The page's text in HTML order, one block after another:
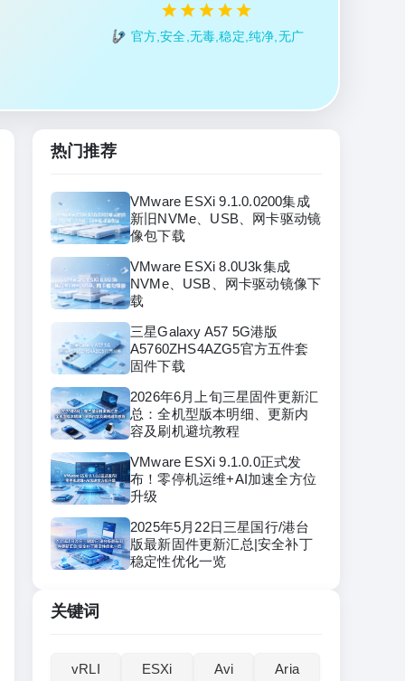
官方,安全,无毒,稳定,纯净,无广
热门推荐
VMware ESXi 9.1.0.0200集成
新旧NVMe、USB、网卡驱动镜
像包下载
VMware ESXi 8.0U3k集成
NVMe、USB、网卡驱动镜像下
载
三星Galaxy A57 5G港版
A5760ZHS4AZG5官方五件套
固件下载
2026年6月上旬三星固件更新汇
总：全机型版本明细、更新内
容及刷机避坑教程
VMware ESXi 9.1.0.0正式发
布！零停机运维+AI加速全方位
升级
2025年5月22日三星国行/港台
版最新固件更新汇总|安全补丁
稳定性优化一览
关键词
vRLI‌ ESXi Avi Aria